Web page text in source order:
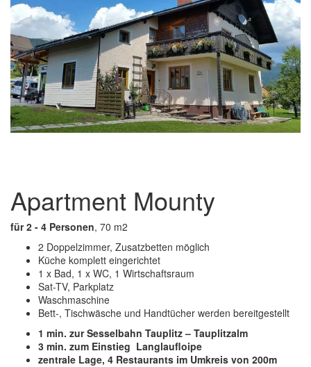
Apartment Mounty
für 2 - 4 Personen, 70 m2
2 Doppelzimmer, Zusatzbetten möglich
Küche komplett eingerichtet
1 x Bad, 1 x WC, 1 Wirtschaftsraum
Sat-TV, Parkplatz
Waschmaschine
Bett-, Tischwäsche und Handtücher werden bereitgestellt
1 min. zur Sesselbahn Tauplitz – Tauplitzalm
3 min. zum Einstieg Langlaufloipe
zentrale Lage, 4 Restaurants im Umkreis von 200m